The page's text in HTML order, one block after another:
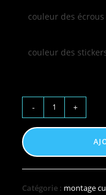
couleur des écrous
couleur des
- +
Catégorie : montage